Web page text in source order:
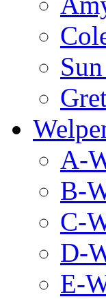
A-
B-
C-
D-
E-